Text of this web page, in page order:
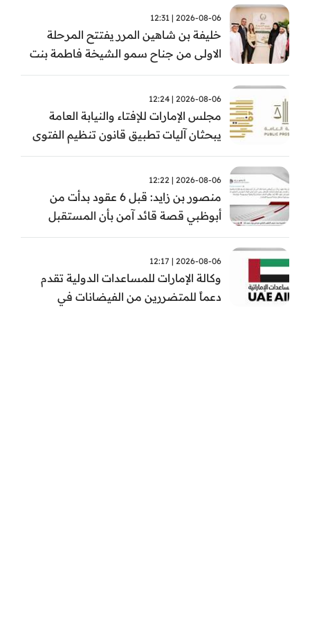
2026-08-06 | 12:31
خليفة بن شاهين المرر يفتتح المرحلة
الاولى من جناح سمو الشيخة فاطمة بنت
مبارك للجراحة النسائية والتوليد في
2026-08-06 | 12:24
مجلس الإمارات للإفتاء والنيابة العامة
يبحثان آليات تطبيق قانون تنظيم الفتوى
وضبط المخالفات
2026-08-06 | 12:22
منصور بن زايد: قبل 6 عقود بدأت من
أبوظبي قصة قائد آمن بأن المستقبل
يُصنع بالإرادة والعمل
2026-08-06 | 12:17
وكالة الإمارات للمساعدات الدولية تقدم
دعماً للمتضررين من الفيضانات في